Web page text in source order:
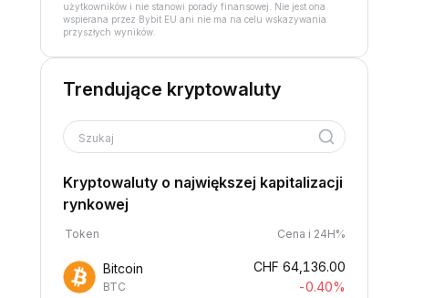
użytkowników i nie stanowi porady finansowej. Nie jest ona
wspierana przez Bybit EU ani nie ma na celu wskazywania
przyszłych wyników.
Trendujące kryptowaluty
Szukaj
Kryptowaluty o największej kapitalizacji
rynkowej
Token Cena i 24H%
Bitcoin
BTC
CHF 64,136.00
-0.40%